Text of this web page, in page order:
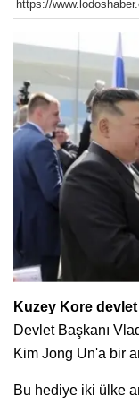
https://
Kuzey Kore devlet
Devlet Başkanı
Kim Jong Un'a bir
Bu hediye iki ülke